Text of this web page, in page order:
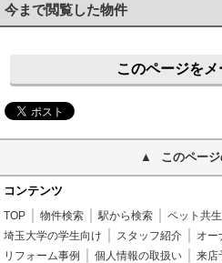
今まで閲覧した物件
このページを
このペー
コンテンツ
TOP 物件検索 駅から検索
ペット共
埼玉大学の学生向け
スタッフ紹介 オー
リフォーム事例
個人情報の取扱い
来店